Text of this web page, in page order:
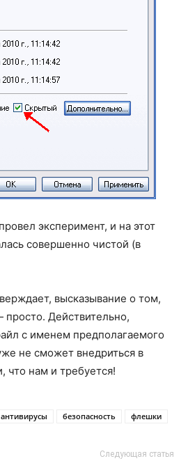
эксперимент, и на этот
совершенно чистой (в
высказывание о том,
просто. Действительно,
с именем предполагаемого
не сможет внедриться в
что нам и требуется!
антивирусы безопасность флешки
Следующая статья